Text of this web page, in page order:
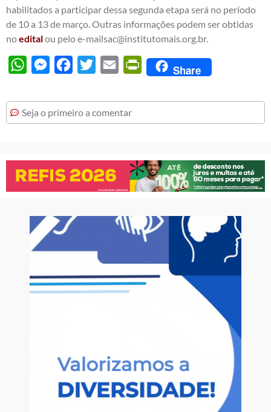
habilitados a participar dessa segunda etapa será no período
de 10 a 13 de março. Outras informações podem ser obtidas
noeditalou pelo e-mailsac@institutomais.org.br.
WhatsAppMessengerFacebook
Twitter Email PrintFriendly
Share
Seja o primeiro a comentar